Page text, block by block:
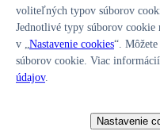
Zobrazit všetko
Párty sety
Piňaty
Girlandy
Konfety,
Tortové sviečky
voliteľných typov súborov
Jednotlivé typy súborov
v „ Nastavenie cookies“.
súborov cookie. Viac
údajov.
Nastavenie